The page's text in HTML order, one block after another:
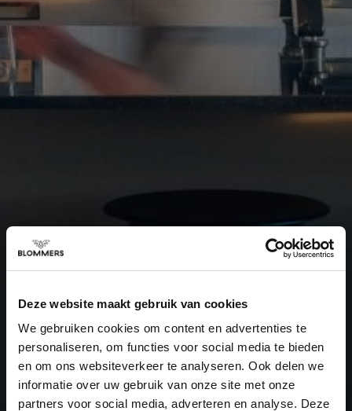
Deze website maakt gebruik van cookies
We gebruiken cookies om content en advertenties te
personaliseren, om functies voor social media te bieden
en om ons websiteverkeer te analyseren. Ook delen we
informatie over uw gebruik van onze site met onze
partners voor social media, adverteren en analyse. Deze